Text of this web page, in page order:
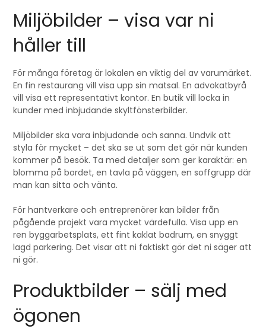
Miljöbilder – visa var ni
håller till
För många företag är lokalen en viktig del av varumärket.
En fin restaurang vill visa upp sin matsal. En advokatbyrå
vill visa ett representativt kontor. En butik vill locka in
kunder med inbjudande skyltfönsterbilder.
Miljöbilder ska vara inbjudande och sanna. Undvik att
styla för mycket – det ska se ut som det gör när kunden
kommer på besök. Ta med detaljer som ger karaktär: en
blomma på bordet, en tavla på väggen, en soffgrupp där
man kan sitta och vänta.
För hantverkare och entreprenörer kan bilder från
pågående projekt vara mycket värdefulla. Visa upp en
ren byggarbetsplats, ett fint kaklat badrum, en snyggt
lagd parkering. Det visar att ni faktiskt gör det ni säger att
ni gör.
Produktbilder – sälj med
ögonen